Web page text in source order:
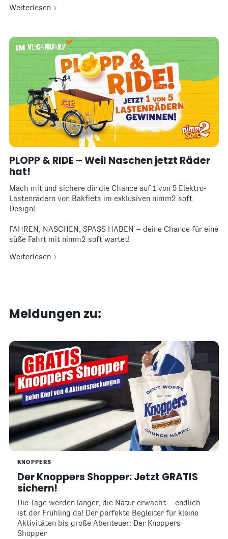
Weiterlesen
PLOPP & RIDE – Weil Naschen jetzt Räder
hat!
Mach mit und sichere dir die Chance auf 1 von 5 Elektro-
Lastenrädern von Bakfiets im exklusiven nimm2 soft
Design!
FAHREN, NASCHEN, SPASS HABEN – deine Chance für eine
süße Fahrt mit nimm2 soft wartet!
Weiterlesen
Meldungen zu:
KNOPPERS
Der Knoppers Shopper: Jetzt GRATIS
sichern!
Die Tage werden länger, die Natur erwacht – endlich
ist der Frühling da! Der perfekte Begleiter für kleine
Aktivitäten bis große Abenteuer: Der Knoppers
Shopper